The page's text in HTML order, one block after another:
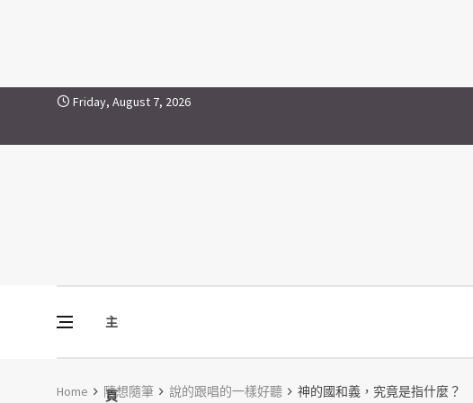
Skip to contentFriday, August 7, 2026
主
頁
Vine Media
葡萄樹傳媒
Home 隨想隨筆 說的跟唱的一樣好聽 神的國和義，究竟是指什麼？